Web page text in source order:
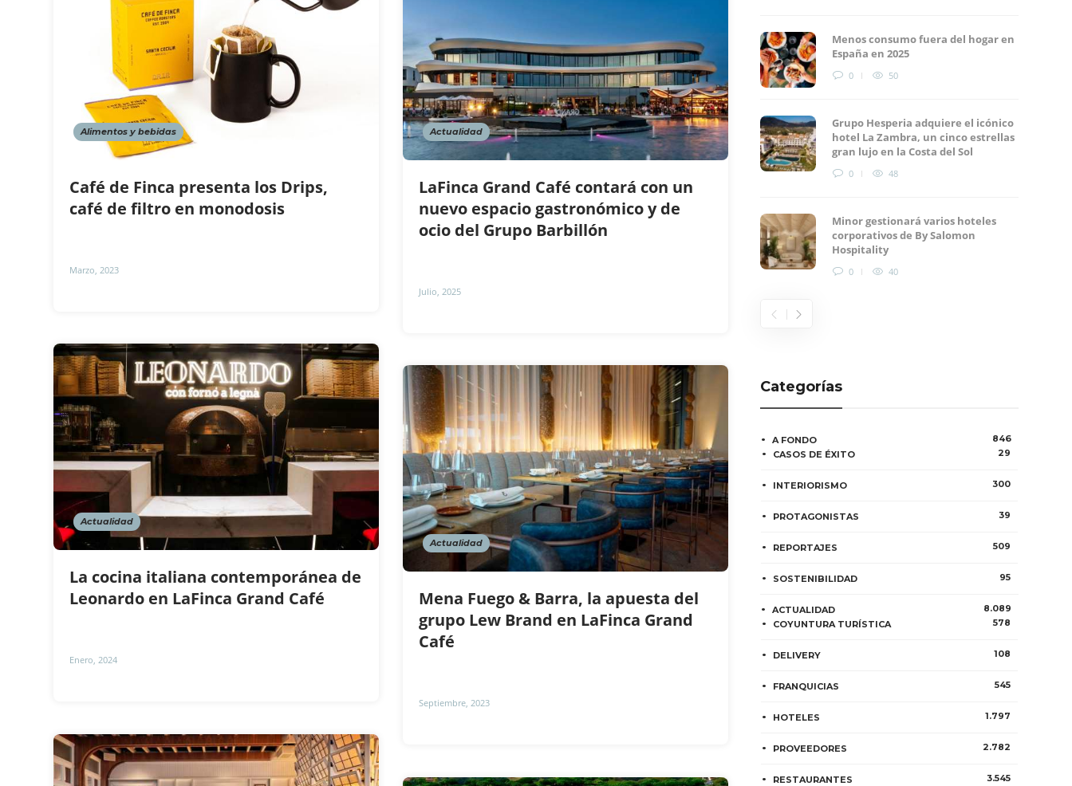
Alimentos y bebidas
Café de Finca presenta los Drips,
café de filtro en monodosis
Marzo, 2023
Actualidad
LaFinca Grand Café contará con un
nuevo espacio gastronómico y de
ocio del Grupo Barbillón
Julio, 2025
Actualidad
La cocina italiana contemporánea de
Leonardo en LaFinca Grand Café
Enero, 2024
Actualidad
Mena Fuego & Barra, la apuesta del
grupo Lew Brand en LaFinca Grand
Café
Septiembre, 2023
Menos consumo fuera del hogar en
España en 2025
0 50
Grupo Hesperia adquiere el icónico
hotel La Zambra, un cinco estrellas
gran lujo en la Costa del Sol
0 48
Minor gestionará varios hoteles
corporativos de By Salomon
Hospitality
0 40
Categorías
A FONDO
846
CASOS DE ÉXITO
29
INTERIORISMO 300
PROTAGONISTAS 39
REPORTAJES 509
SOSTENIBILIDAD 95
ACTUALIDAD
8.089
COYUNTURA TURÍSTICA
578
DELIVERY 108
FRANQUICIAS 545
HOTELES 1.797
PROVEEDORES 2.782
RESTAURANTES 3.545